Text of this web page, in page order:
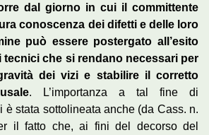
dal giorno in cui il committente
conoscenza dei difetti e delle loro
può essere postergato all’esito
tecnici che si rendano necessari per
dei vizi e stabilire il corretto
. L’importanza a tal fine di
è stata sottolineata anche (da Cass. n.
il fatto che, ai fini del decorso del